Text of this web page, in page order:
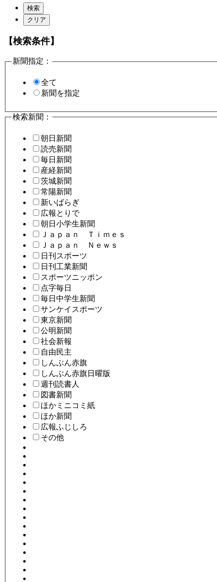
【検索条件】
新聞指定：
全て
新聞を指定
検索新聞：
朝日新聞
読売新聞
毎日新聞
産経新聞
茨城新聞
常陽新聞
新いばらぎ
広報とりで
朝日小学生新聞
Ｊａｐａｎ Ｔｉｍｅｓ
Ｊａｐａｎ Ｎｅｗｓ
日刊スポーツ
日刊工業新聞
スポーツニッポン
点字毎日
毎日中学生新聞
サンケイスポーツ
東京新聞
公明新聞
社会新報
自由民主
しんぶん赤旗
しんぶん赤旗日曜版
週刊読書人
図書新聞
ほかミニコミ紙
ほか新聞
広報ふじしろ
その他